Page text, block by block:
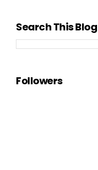
Search This Blog
Followers